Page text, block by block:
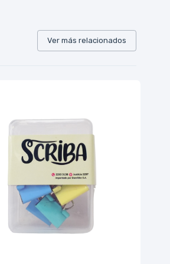
Ver más relacionados